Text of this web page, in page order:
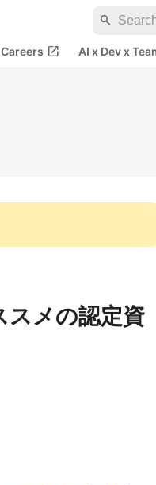
search
open_in_new AI x Dev x
スメの認定資